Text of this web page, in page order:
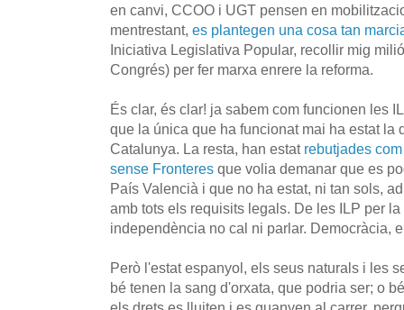
en canvi, CCOO i UGT pensen en
mentrestant, es plantegen una cosa tan
Iniciativa Legislativa Popular, recollir mig
Congrés) per fer marxa enrere la reforma.
És clar, és clar! ja sabem com funcionen les
que la única que ha funcionat mai ha estat la
Catalunya. La resta, han estat rebutjades
sense Fronteres que volia demanar que es
País Valencià i que no ha estat, ni tan sols,
amb tots els requisits legals. De les ILP per
independència no cal ni parlar. Democràcia,
Però l'estat espanyol, els seus naturals i les
bé tenen la sang d'orxata, que podria ser; o